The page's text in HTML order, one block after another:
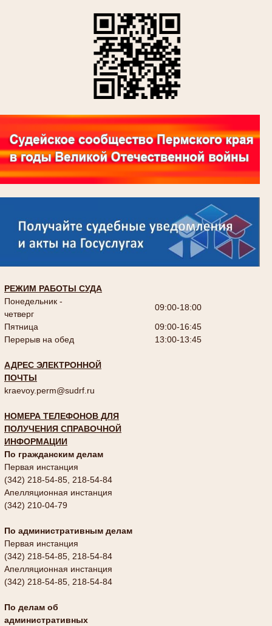
РЕЖИМ РАБОТЫ СУДА
Понедельник -
четверг
09:00-18:00
Пятница
09:00-16:45
Перерыв на обед
13:00-13:45
АДРЕС ЭЛЕКТРОННОЙ
ПОЧТЫ
kraevoy.perm@sudrf.ru
НОМЕРА ТЕЛЕФОНОВ ДЛЯ
ПОЛУЧЕНИЯ СПРАВОЧНОЙ
ИНФОРМАЦИИ
По гражданским делам
Первая инстанция
(342) 218-54-85, 218-54-84
Апелляционная инстанция
(342) 210-04-79
По административным делам
Первая инстанция
(342) 218-54-85, 218-54-84
Апелляционная инстанция
(342) 218-54-85, 218-54-84
По делам об
административных